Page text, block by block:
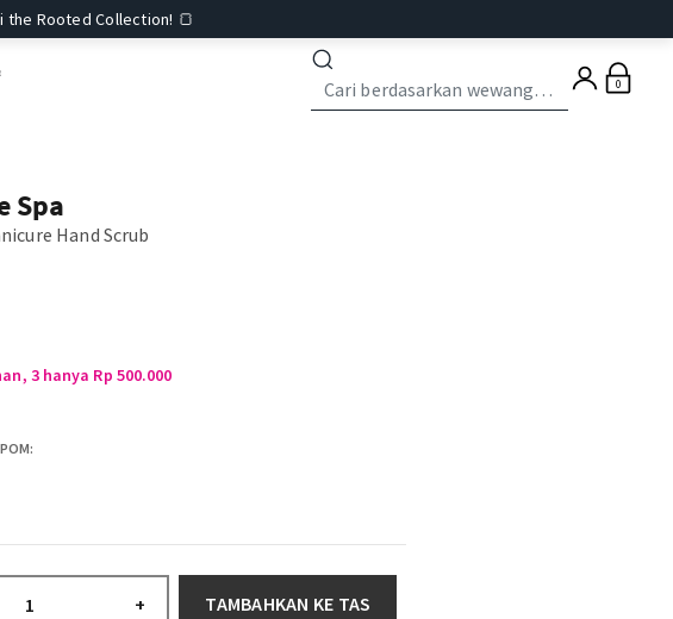
the Rooted Collection! 🍞
0
Spa
Hand Scrub
3 hanya Rp 500.000
+ TAMBAHKAN KE TAS